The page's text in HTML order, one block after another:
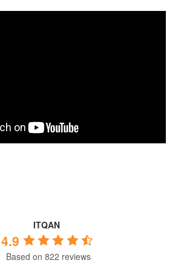
ITQAN
4.9
Based on 822 reviews